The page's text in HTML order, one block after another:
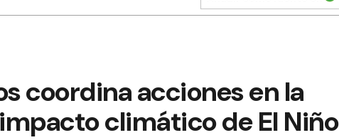
coordina acciones en la
climático de El Niño